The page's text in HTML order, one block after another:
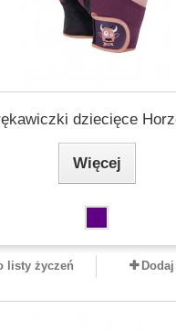
dziecięce
Więcej
listy życzeń